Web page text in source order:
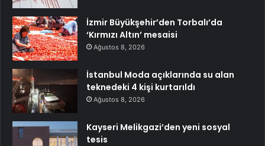
İzmir Büyükşehir’den Torbalı’da
‘Kırmızı Altın’ mesaisi
Ağustos 8, 2026
İstanbul Moda açıklarında su alan
teknedeki 4 kişi kurtarıldı
Ağustos 8, 2026
Kayseri Melikgazi’den yeni sosyal
tesis